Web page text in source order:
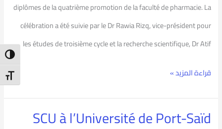
diplômes de la quatrième promotion de la faculté de pharmacie. La
célébration a été suivie par le Dr Rawia Rizq, vice-président pour
les études de troisième cycle et la recherche scientifique, Dr Atif
pharmacie
قراءة المزيد »
SCU à l’Université de Port-Saïd
SCU